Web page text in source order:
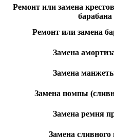
Ремонт или замена
барабана
Ремонт или замена
Замена
Замена
Замена помпы
Замена ремня
Замена